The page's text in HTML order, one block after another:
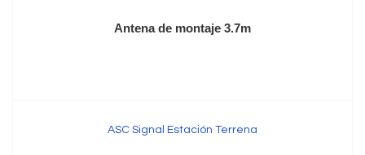
Antena de montaje 3.7m
ASC Signal Estación Terrena